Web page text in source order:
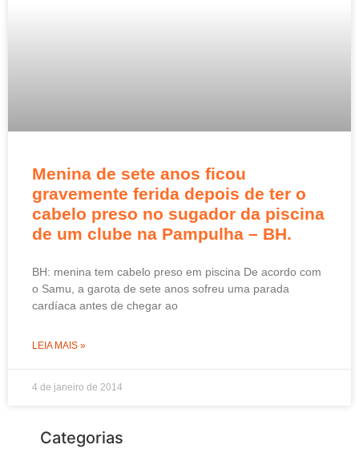
Menina de sete anos ficou
gravemente ferida depois de ter o
cabelo preso no sugador da piscina
de um clube na Pampulha – BH.
BH: menina tem cabelo preso em piscina De acordo com
o Samu, a garota de sete anos sofreu uma parada
cardíaca antes de chegar ao
LEIA MAIS »
4 de janeiro de 2014
Categorias